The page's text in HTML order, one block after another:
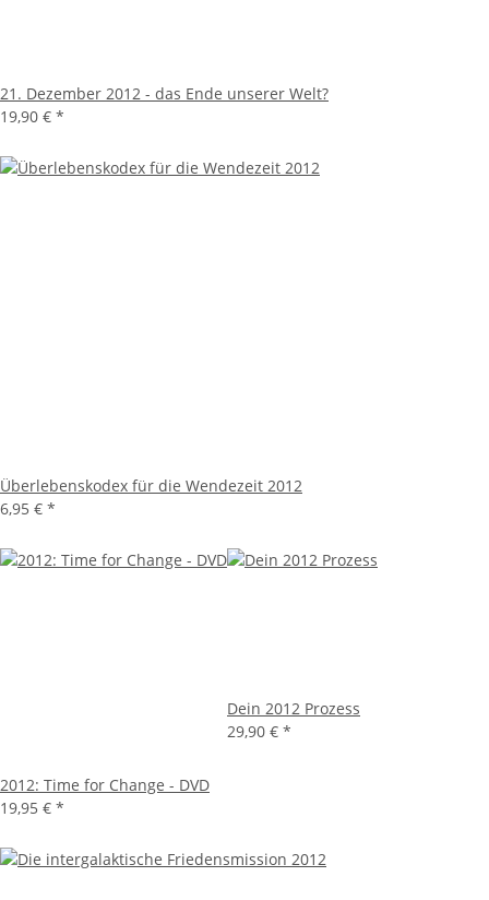
21. Dezember 2012 - das Ende unserer Welt?
19,90 € *
Überlebenskodex für die Wendezeit 2012
6,95 € *
2012: Time for Change - DVD
19,95 € *
Dein 2012 Prozess
29,90 € *